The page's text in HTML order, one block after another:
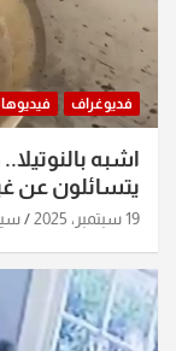
فديوغراف
اشبه
يتسائلون عن
19 سبتمبر، 2025